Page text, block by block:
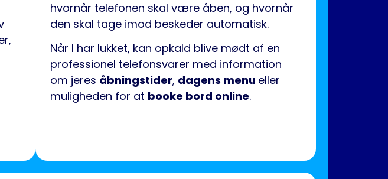
hvornår telefonen skal være åben, og hvornår
den skal tage imod beskeder automatisk.
Når I har lukket, kan opkald blive mødt af en
professionel telefonsvarer med information
om jeres åbningstider, dagens menu eller
muligheden for at booke bord online.